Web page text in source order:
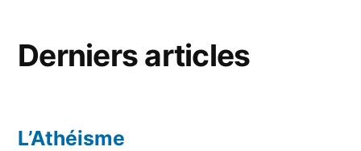
Derniers articles
L’Athéisme